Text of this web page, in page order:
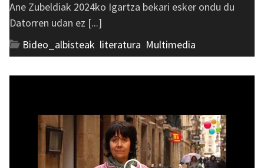
Ane Zubeldiak 2024ko Igartza bekari esker ondu du
Datorren udan ez [...]
Bideo_albisteak literatura Multimedia